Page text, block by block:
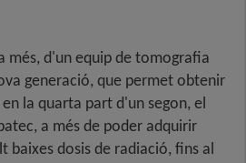
més, d'un equip de tomografia
generació, que permet obtenir
la quarta part d'un segon, el
a més de poder adquirir
baixes dosis de radiació, fins al